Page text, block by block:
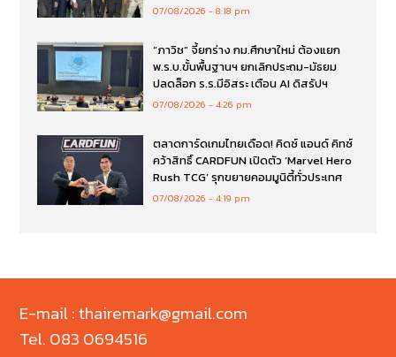
07/08/2026 8:18 pm
“ภาวิช” จี้ยกร่าง กม.ศึกษาใหม่ ต้องแยก
พ.ร.บ.ขั้นพื้นฐานฯ ยกเลิกประถม-มัธยม
ปลดล็อก ร.ร.มีอิสระ เตือน AI ดิสรัปฯ
07/08/2026 4:26 pm
ตลาดการ์ดเกมไทยเดือด! คิดซ์ แอนด์ คิทซ์
คว้าสิทธิ์ CARDFUN เปิดตัว ‘Marvel Hero
Rush TCG’ รุกขยายคอมมูนิตี้ทั่วประเทศ
07/08/2026 4:19 pm
E-mail : thairemark@gmail.com
Tel. 083 0694516